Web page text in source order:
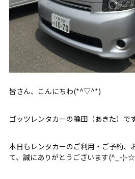
皆さん、こんにちわ(*^▽^*)
ゴッツレンタカーの穐田（あきた）
本日もレンタカーのご利用・ご予約、
て、誠にありがとうございます(^_-)-☆